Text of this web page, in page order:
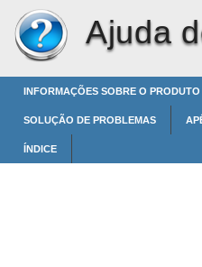
Ajuda
INFORMAÇÕES SOBRE O PRODUTO
SOLUÇÃO DE PROBLEMAS
ÍNDICE